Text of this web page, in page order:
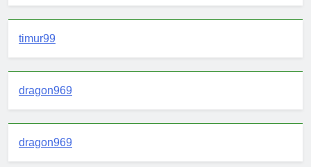
timur99
dragon969
dragon969